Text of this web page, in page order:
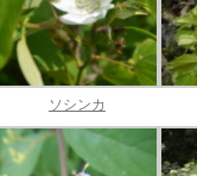
ソシンカ